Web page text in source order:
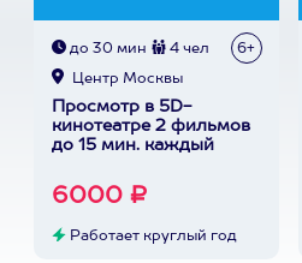
до 30 мин 4 чел 6+
Центр Москвы
Просмотр в 5D-
кинотеатре 2 фильмов
до 15 мин. каждый
6000 ₽
Работает круглый год